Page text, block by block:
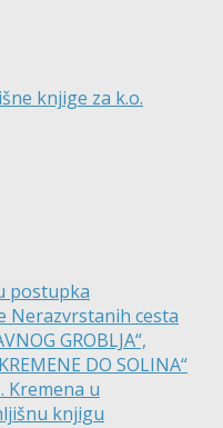
knjige za k.o.
postupka
Nerazvrstanih cesta
GROBLJA“,
DO SOLINA“
Kremena u
knjigu